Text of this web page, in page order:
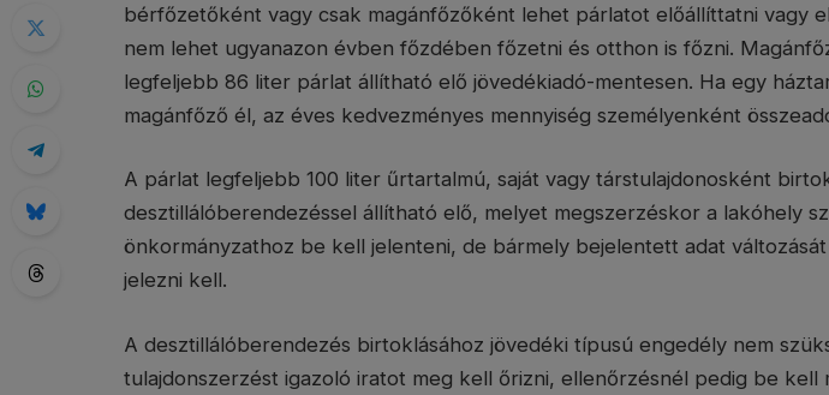
bérfőzetőként vagy csak magánfőzőként lehet párlatot előállíttatni vagy
nem lehet ugyanazon évben főzdében főzetni és otthon is főzni.
legfeljebb 86 liter párlat állítható elő jövedékiadó-mentesen. Ha egy
magánfőző él, az éves kedvezményes mennyiség személyenként
A párlat legfeljebb 100 liter űrtartalmú, saját vagy társtulajdonosként
desztillálóberendezéssel állítható elő, melyet megszerzéskor a lakóhely
önkormányzathoz be kell jelenteni, de bármely bejelentett adat
jelezni kell.
A desztillálóberendezés birtoklásához jövedéki típusú engedély nem
tulajdonszerzést igazoló iratot meg kell őrizni, ellenőrzésnél pedig be kell